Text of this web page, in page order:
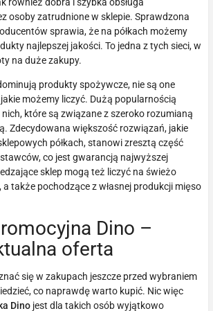
osoby zatrudnione w sklepie. Sprawdzona
sprawia, że na półkach możemy
najlepszej jakości. To jedna z tych sieci, w
na duże zakupy.
produkty spożywcze, nie są one
możemy liczyć. Dużą popularnością
które są związane z szeroko rozumianą
Zdecydowana większość rozwiązań, jakie
półkach, stanowi zresztą część
co jest gwarancją najwyższej
sklep mogą też liczyć na świeżo
także pochodzące z własnej produkcji mięso
Dino –
oferta
się w zakupach jeszcze przed wybraniem
co naprawdę warto kupić. Nic więc
Dino jest dla takich osób wyjątkowo